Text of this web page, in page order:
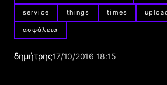
service things times
ασφάλεια
δημήτρης17/10/2016 18:15